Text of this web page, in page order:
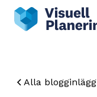
Alla blogginlägg